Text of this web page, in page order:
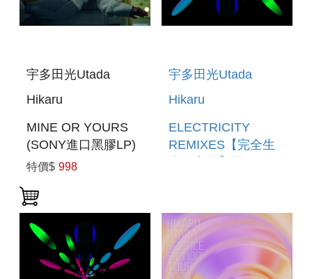
宇多田光Utada
Hikaru
MINE OR YOURS
(SONY進口黑膠LP)
特價$ 998
宇多田光Utada
Hikaru
ELECTRICITY
REMIXES【完全生
EDITION VINYL]